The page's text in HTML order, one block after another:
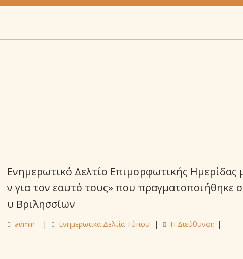
Ενημερωτικό Δελτίο Επιμορφωτικής Ημερίδας
ν για τον εαυτό τους» που πραγματοποιήθηκε
υ Βριλησσίων
admin_ | Ενημερωτικά Δελτία Τύπου | Η Διεύθυνση |